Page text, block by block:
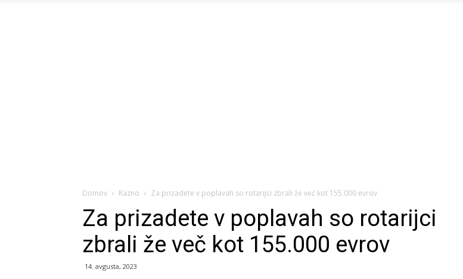
Domov Razno Za prizadete v poplavah so rotarijci zbrali že več kot 155.000 evrov
Za prizadete v poplavah so rotarijci
zbrali že več kot 155.000 evrov
14. avgusta, 2023